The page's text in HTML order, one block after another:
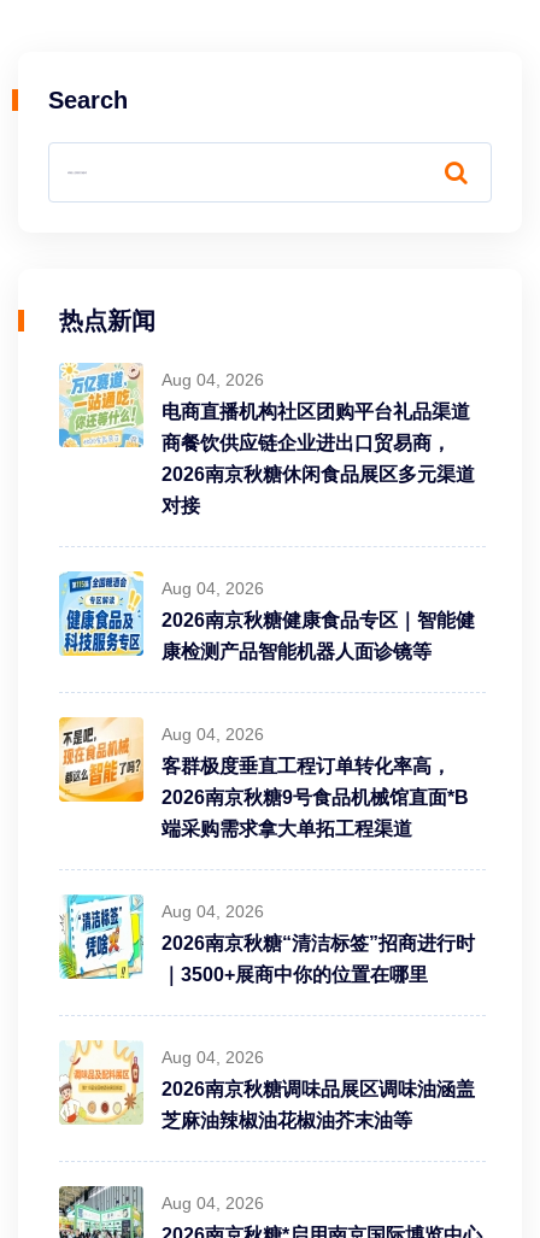
Search
热点新闻
Aug 04, 2026
电商直播机构社区团购平台礼品渠道
商餐饮供应链企业进出口贸易商，
2026南京秋糖休闲食品展区多元渠道
对接
Aug 04, 2026
2026南京秋糖健康食品专区｜智能健
康检测产品智能机器人面诊镜等
Aug 04, 2026
客群极度垂直工程订单转化率高，
2026南京秋糖9号食品机械馆直面*B
端采购需求拿大单拓工程渠道
Aug 04, 2026
2026南京秋糖“清洁标签”招商进行时
｜3500+展商中你的位置在哪里
Aug 04, 2026
2026南京秋糖调味品展区调味油涵盖
芝麻油辣椒油花椒油芥末油等
Aug 04, 2026